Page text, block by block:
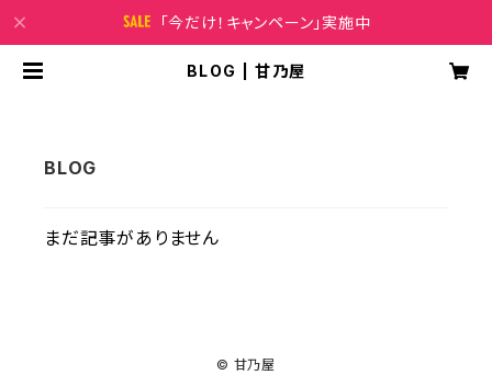
「今だけ！キャンペーン」実施中
BLOG | 甘乃屋
まだ記事がありません
© 甘乃屋